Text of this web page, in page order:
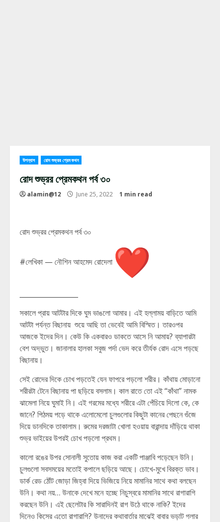
উপন্যাস রোদ শুভ্রর প্রেমকথন
রোদ শুভ্রর প্রেমকথন পর্ব ৩০
alamin@12 June 25, 2022 1 min read
রোদ শুভ্রর প্রেমকথন পর্ব ৩০
#লেখিকা — নৌশিন আহমেদ রোদেলা
সকালে প্রায় আটটার দিকে ঘুম ভাঙলো আমার। এই হল্লাময় বাড়িতে আমি
আটটা পর্যন্ত বিছানায় শুয়ে আছি তা ভেবেই আমি বিস্মিত। তারওপর
আজকে ইদের দিন। কেউ কি একবারও ডাকতে আসে নি আমায়? ব্যাপারটা
বেশ অদ্ভুত। জানালার হালকা সবুজ পর্দা ভেদ করে তীর্যক রোদ এসে পড়ছে
বিছানায়।
সেই রোদের দিকে চোখ পড়তেই যেন ফাপরে পড়লো শরীর। কাঁথায় মোড়ানো
শরীরটা টেনে বিছানায় পা ছড়িয়ে বসলাম। কাল রাতে তো এই “কাঁথা” নামক
ঝামেলা নিয়ে ঘুমাই নি। এই গরমের মধ্যে শরীরে এটা পেঁচিয়ে দিলো কে, কে
জানে? পিঠময় পড়ে থাকে এলোমেলো চুলগুলোর কিছুটা কানের পেছনে গুঁজে
দিয়ে ডানদিকে তাকালাম। রুমের দরজাটা খোলা হওয়ায় বারান্দায় দাঁড়িয়ে থাকা
শুভ্র ভাইয়ের উপরই চোখ পড়লো প্রথম।
কালো রঙের উপর সোনালী সুতোয় কাজ করা একটি পাঞ্জাবি পড়েছেন উনি।
চুলগুলো সবসময়ের মতোই কপালে ছড়িয়ে আছে। চোখে-মুখে বিরক্ত ভাব।
ডার্ক রেড ঠোঁট জোড়া জিহ্বা দিয়ে ভিজিয়ে নিয়ে মামানির সাথে কথা বলছেন
উনি। কথা নয়… উনাকে দেখে মনে হচ্ছে নিচুস্বরে মামানির সাথে রাগারাগি
করছেন উনি। এই ছেলেটার কি সারাদিনই রাগ উঠে থাকে নাকি? ইদের
দিনেও কিসের এতো রাগারাগি? উনাদের কথাবার্তার মাঝেই বাবার ভড়াট গলার